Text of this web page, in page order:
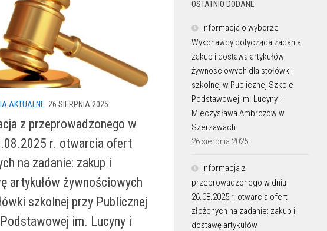
AKTUALNE 26 SIERPNIA 2025
z przeprowadzonego w
r. otwarcia ofert
na zadanie: zakup i
artykułów żywnościowych
szkolnej przy Publicznej
im. Lucyny i
OSTATNIO DODANE
Informacja o wyborze
Wykonawcy dotycząca zadania:
zakup i dostawa artykułów
żywnościowych dla stołówki
szkolnej w Publicznej Szkole
Podstawowej im. Lucyny i
Mieczysława Ambrożów w
Szerzawach
26 sierpnia 2025
Informacja z
przeprowadzonego w dniu
26.08.2025 r. otwarcia ofert
złożonych na zadanie: zakup i
dostawę artykułów